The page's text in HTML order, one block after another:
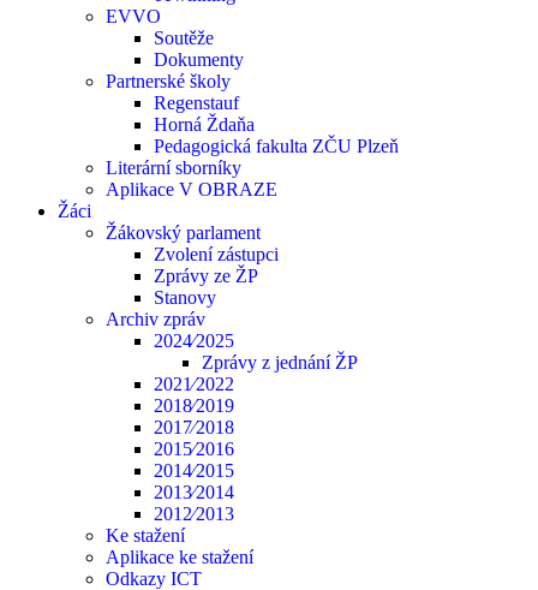
EVVO
Soutěže
Dokumenty
Partnerské školy
Regenstauf
Horná Ždaňa
Pedagogická fakulta ZČU Plzeň
Literární sborníky
Aplikace V OBRAZE
Žáci
Žákovský parlament
Zvolení zástupci
Zprávy ze ŽP
Stanovy
Archiv zpráv
2024⁄2025
Zprávy z jednání ŽP
2021⁄2022
2018⁄2019
2017⁄2018
2015⁄2016
2014⁄2015
2013⁄2014
2012⁄2013
Ke stažení
Aplikace ke stažení
Odkazy ICT